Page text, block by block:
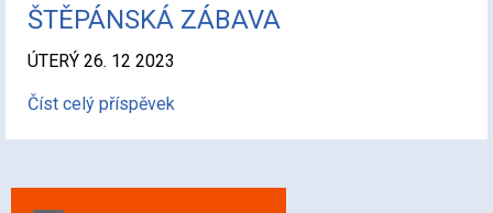
ŠTĚPÁNSKÁ ZÁBAVA
ÚTERÝ 26. 12 2023
Číst celý příspěvek